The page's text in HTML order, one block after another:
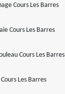
Cours Les Barres
Cours Les Barres
Cours Les Barres
Les Barres